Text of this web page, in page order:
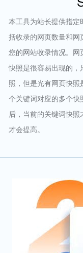
本工具为站长提供指
括收录的网页数量和
您的网站收录情况。
快照是很容易出现的
照，但是光有网页快
个关键词对应的多个
后，当前的关键词快
才会提高。